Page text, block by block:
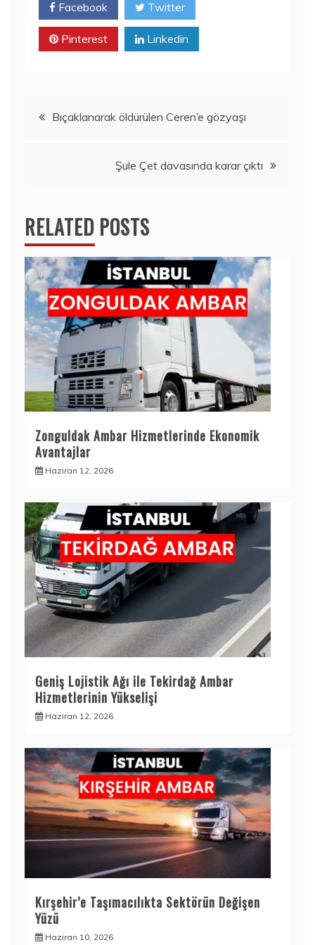
Facebook Twitter
Pinterest Linkedin
YazıBıçaklanarak öldürülen Ceren’e gözyaşı
Şule Çet davasında karar çıktı
RELATED POSTS
Zonguldak Ambar Hizmetlerinde Ekonomik
Avantajlar
Haziran 12, 2026
Geniş Lojistik Ağı ile Tekirdağ Ambar
Hizmetlerinin Yükselişi
Haziran 12, 2026
Kırşehir’e Taşımacılıkta Sektörün Değişen
Yüzü
Haziran 10, 2026